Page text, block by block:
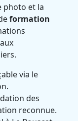
photo et la
formation
via le
des
reconnue.